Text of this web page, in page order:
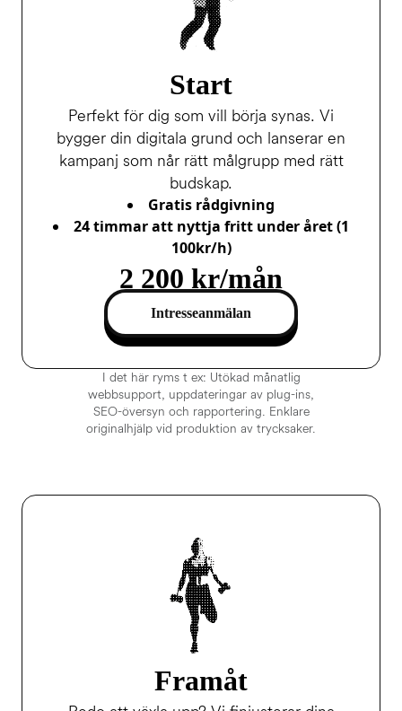
Start
Perfekt för dig som vill börja synas. Vi
bygger din digitala grund och lanserar en
kampanj som når rätt målgrupp med rätt
budskap.
Gratis rådgivning
24 timmar att nyttja fritt under året (1
100kr/h)
2 200 kr/mån
Intresseanmälan
I det här ryms t ex: Utökad månatlig
webbsupport, uppdateringar av plug-ins,
SEO-översyn och rapportering. Enklare
originalhjälp vid produktion av trycksaker.
Framåt